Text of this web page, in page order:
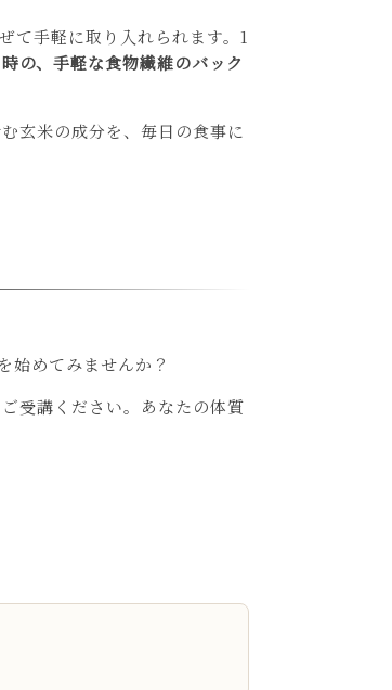
て手軽に取り入れられます。1
の、手軽な食物繊維のバック
玄米の成分を、毎日の食事に
始めてみませんか？
受講ください。あなたの体質